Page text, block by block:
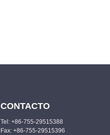
CONTACTO
Tel: +86-755-29515388
Fax: +86-755-29515396